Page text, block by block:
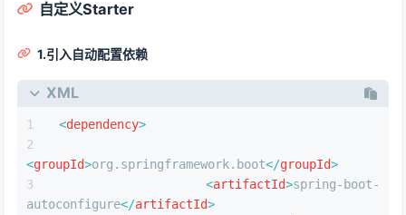
自定义Starter
1.引入自动配置依赖
XML
<dependency>
<groupId>org.springframework.boot</groupId>
<artifactId>spring-boot-
autoconfigure</artifactId>